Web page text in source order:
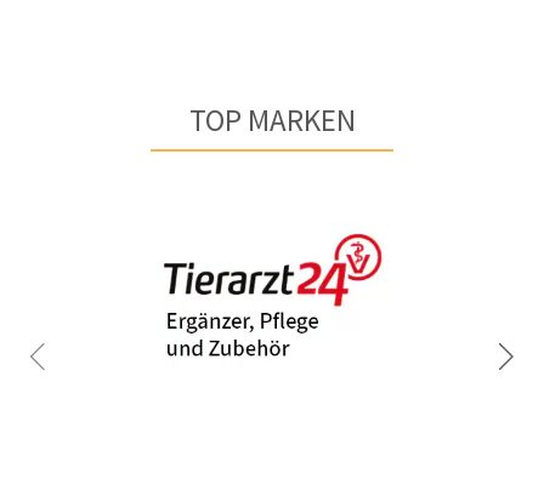
TOP MARKEN